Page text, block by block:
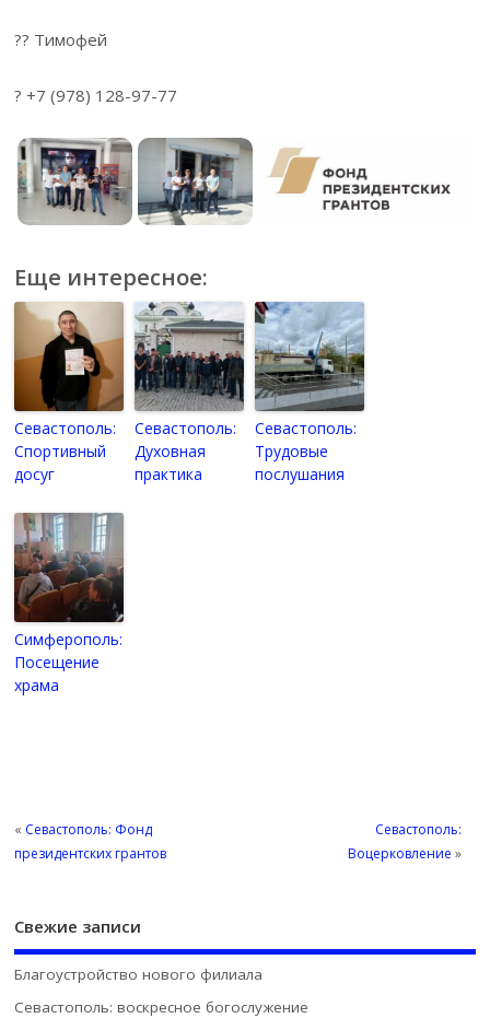
?? Тимофей
? +7 (978) 128-97-77
Еще интересное:
Севастополь:
Спортивный
досуг
Севастополь:
Духовная
практика
Севастополь:
Трудовые
послушания
Симферополь:
Посещение
храма
« Севастополь: Фонд
президентских грантов
Севастополь:
Воцерковление »
Свежие записи
Благоустройство нового филиала
Севастополь: воскресное богослужение